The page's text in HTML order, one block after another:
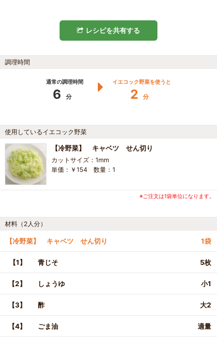
レシピを共有する
調理時間
通常の調理時間
6 分
イエコック野菜を使うと
2 分
使用しているイエコック野菜
【冷野菜】 キャベツ せん切り
カットサイズ：1mm
単価：￥154 数量：1
※ご注文は1袋単位になります。
材料（2人分）
【冷野菜】 キャベツ せん切り 1袋
【1】 青じそ 5枚
【2】 しょうゆ 小1
【3】 酢 大2
【4】 ごま油 適量